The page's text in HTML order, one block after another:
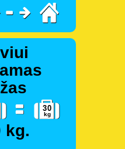
kg.